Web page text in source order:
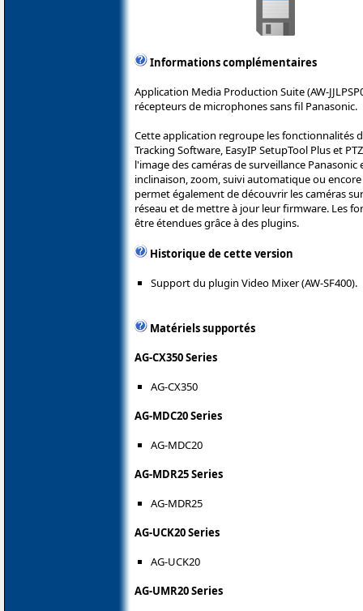
Informations complémentaires
Application Media Production Suite (AW-
récepteurs de microphones sans fil Panasonic.
Cette application regroupe les fonctionnalités
Tracking Software, EasyIP SetupTool Plus et
l'image des caméras de surveillance
inclinaison, zoom, suivi automatique ou
permet également de découvrir les caméras
réseau et de mettre à jour leur firmware. Les
être étendues grâce à des plugins.
Historique de cette version
Support du plugin Video Mixer (AW-SF400).
Matériels supportés
AG-CX350 Series
AG-CX350
AG-MDC20 Series
AG-MDC20
AG-MDR25 Series
AG-MDR25
AG-UCK20 Series
AG-UCK20
AG-UMR20 Series